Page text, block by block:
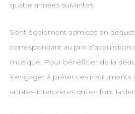
quatre années suivantes.
Sont également admises en
correspondant au prix d’acquisition
musique. Pour bénéficier de la
s’engager à prêter ces instruments
artistes-interprètes qui en font la